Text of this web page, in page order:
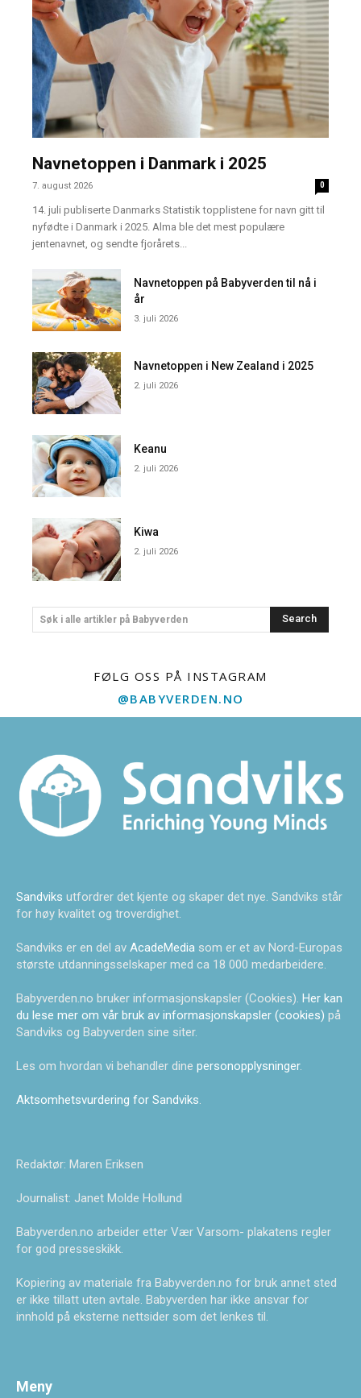
Navnetoppen i Danmark i 2025
7. august 2026 0
14. juli publiserte Danmarks Statistik topplistene for navn gitt til
nyfødte i Danmark i 2025. Alma ble det mest populære
jentenavnet, og sendte fjorårets...
Navnetoppen på Babyverden til nå i
år
3. juli 2026
Navnetoppen i New Zealand i 2025
2. juli 2026
Keanu
2. juli 2026
Kiwa
2. juli 2026
Søk i alle artikler på Babyverden Search
FØLG OSS PÅ INSTAGRAM
@BABYVERDEN.NO
Sandviks utfordrer det kjente og skaper det nye. Sandviks står
for høy kvalitet og troverdighet.
Sandviks er en del av AcadeMedia som er et av Nord-Europas
største utdanningsselskaper med ca 18 000 medarbeidere.
Babyverden.no bruker informasjonskapsler (Cookies). Her kan
du lese mer om vår bruk av informasjonskapsler (cookies) på
Sandviks og Babyverden sine siter.
Les om hvordan vi behandler dine personopplysninger.
Aktsomhetsvurdering for Sandviks.
Redaktør: Maren Eriksen
Journalist: Janet Molde Hollund
Babyverden.no arbeider etter Vær Varsom- plakatens regler
for god presseskikk.
Kopiering av materiale fra Babyverden.no for bruk annet sted
er ikke tillatt uten avtale. Babyverden har ikke ansvar for
innhold på eksterne nettsider som det lenkes til.
Meny